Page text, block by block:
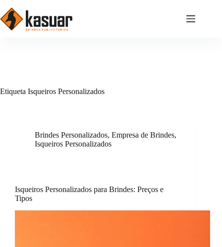
para
o
conteúdo
Etiqueta Isqueiros Personalizados
Brindes Personalizados, Empresa de Brindes,
Isqueiros Personalizados
Isqueiros Personalizados para Brindes: Preços e
Tipos